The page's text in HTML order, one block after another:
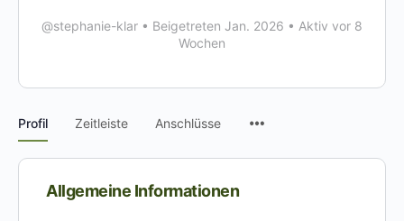
@stephanie-klar • Beigetreten Jan. 2026 • Aktiv vor 8
Wochen
Profil Zeitleiste Anschlüsse
Allgemeine Informationen